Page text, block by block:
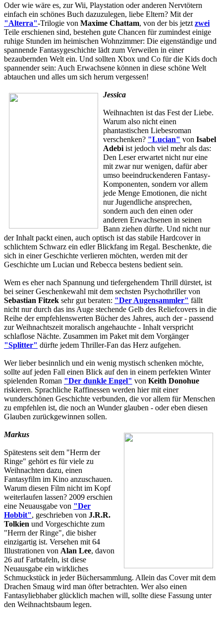
Oder wie wäre es, zur Wii, Playstation oder anderen Nervtötern
einfach ein schönes Buch dazuzulegen, liebe Eltern? Mit der
"Alterra"-Trilogie von Maxime Chattam, von der bis jetzt zwei
Teile erschienen sind, bestehen gute Chancen für zumindest einige
ruhige Stunden im heimischen Wohnzimmer: Die eigenständige und
spannende Fantasygeschichte lädt zum Verweilen in einer
bezaubernden Welt ein. Und sollten Xbox und Co für die Kids doch
spannender sein: Auch Erwachsene können in diese schöne Welt
abtauchen und alles um sich herum vergessen!
Jessica
Weihnachten ist das Fest der Liebe.
Warum also nicht einen
phantastischen Liebesroman
verschenken? "Lucian" von Isabel
Adebi ist jedoch viel mehr als das:
Den Leser erwartet nicht nur eine
mit zwar nur wenigen, dafür aber
umso beeindruckenderen Fantasy-
Komponenten, sondern vor allem
jede Menge Emotionen, die nicht
nur Jugendliche ansprechen,
sondern auch den einen oder
anderen Erwachsenen in seinen
Bann ziehen dürfte. Und nicht nur
der Inhalt packt einen, auch optisch ist das stabile Hardcover in
schlichtem Schwarz ein edler Blickfang im Regal. Beschenkte, die
sich in einer Geschichte verlieren möchten, werden mit der
Geschichte um Lucian und Rebecca bestens bedient sein.
Wem es eher nach Spannung und tiefergehendem Thrill dürstet, ist
bei seiner Geschenkewahl mit dem sechsten Psychothriller von
Sebastian Fitzek sehr gut beraten: "Der Augensammler" fällt
nicht nur durch das ins Auge stechende Gelb des Reliefcovers in die
Reihe der empfehlenswerten Bücher des Jahres, auch der - passend
zur Weihnachtszeit moralisch angehauchte - Inhalt verspricht
schlaflose Nächte. Zusammen im Paket mit dem Vorgänger
"Splitter" dürfte jedem Thriller-Fan das Herz aufgehen.
Wer lieber besinnlich und ein wenig mystisch schenken möchte,
sollte auf jeden Fall einen Blick auf den in einem perfekten Winter
spielenden Roman "Der dunkle Engel" von Keith Donohue
riskieren. Sprachliche Raffinessen werden hier mit einer
wunderschönen Geschichte verbunden, die vor allem für Menschen
zu empfehlen ist, die noch an Wunder glauben - oder eben diesen
Glauben zurückgewinnen sollen.
Markus
Spätestens seit dem "Herrn der
Ringe" gehört es für viele zu
Weihnachten dazu, einen
Fantasyfilm im Kino anzuschauen.
Warum diesen Film nicht im Kopf
weiterlaufen lassen? 2009 erschien
eine Neuausgabe von "Der
Hobbit", geschrieben von J.R.R.
Tolkien und Vorgeschichte zum
"Herrn der Ringe", die bisher
einzigartig ist. Versehen mit 64
Illustrationen von Alan Lee, davon
26 auf Farbtafeln, ist diese
Neuausgabe ein wirkliches
Schmuckstück in jeder Büchersammlung. Allein das Cover mit dem
Drachen Smaug wird man öfter betrachten. Wer also einen
Fantasyliebhaber glücklich machen will, sollte diese Fassung unter
den Weihnachtsbaum legen.